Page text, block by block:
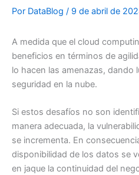
Por DataBlog / 9 de abril de
A medida que el cloud
beneficios en términos de
lo hacen las amenazas, dando
seguridad en la nube.
Si estos desafíos no son
manera adecuada, la
se incrementa. En
disponibilidad de los datos se
en jaque la continuidad del